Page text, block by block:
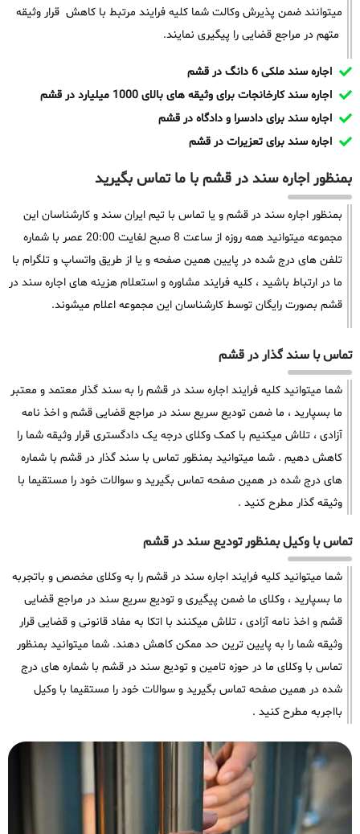
میتوانند ضمن پذیرش وکالت شما کلیه فرایند مرتبط با کاهش قرار وثیقه
متهم در مراجع قضایی را پیگیری نمایند.
اجاره سند ملکی 6 دانگ در قشم
اجاره سند کارخانجات برای وثیقه های بالای 1000 میلیارد در قشم
اجاره سند برای دادسرا و دادگاه در قشم
اجاره سند برای تعزیرات در قشم
بمنظور اجاره سند در قشم با ما تماس بگیرید
بمنظور اجاره سند در قشم و یا تماس با تیم ایران سند و کارشناسان این
مجموعه میتوانید همه روزه از ساعت 8 صبح لغایت 20:00 عصر با شماره
تلفن های درج شده در پایین همین صفحه و یا از طریق واتساپ و تلگرام با
ما در ارتباط باشید ، کلیه فرایند مشاوره و استعلام هزینه های اجاره سند در
قشم بصورت رایگان توسط کارشناسان این مجموعه اعلام میشوند.
تماس با سند گذار در قشم
شما میتوانید کلیه فرایند اجاره سند در قشم را به سند گذار معتمد و معتبر
ما بسپارید ، ما ضمن تودیع سریع سند در مراجع قضایی قشم و اخذ نامه
آزادی ، تلاش میکنیم با کمک وکلای درجه یک دادگستری قرار وثیقه شما را
کاهش دهیم . شما میتوانید بمنظور تماس با سند گذار در قشم با شماره
های درج شده در همین صفحه تماس بگیرید و سوالات خود را مستقیما با
وثیقه گذار مطرح کنید .
تماس با وکیل بمنظور تودیع سند در قشم
شما میتوانید کلیه فرایند اجاره سند در قشم را به وکلای مخصص و باتجربه
ما بسپارید ، وکلای ما ضمن پیگیری و تودیع سریع سند در مراجع قضایی
قشم و اخذ نامه آزادی ، تلاش میکنند با اتکا به مفاد قانونی و قضایی قرار
وثیقه شما را به پایین ترین حد ممکن کاهش دهند. شما میتوانید بمنظور
تماس با وکلای ما در حوزه تامین و تودیع سند در قشم با شماره های درج
شده در همین صفحه تماس بگیرید و سوالات خود را مستقیما با وکیل
بااجربه مطرح کنید .